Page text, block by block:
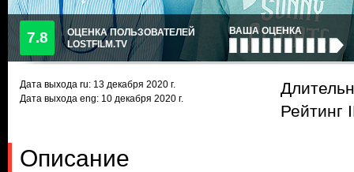
7.8
ОЦЕНКА ПОЛЬЗОВАТЕЛЕЙ
LOSTFILM.TV
ВАША ОЦЕНКА
Дата выхода ru: 13 декабря 2020 г.
Дата выхода eng: 10 декабря 2020 г.
Рейтинг
Описание